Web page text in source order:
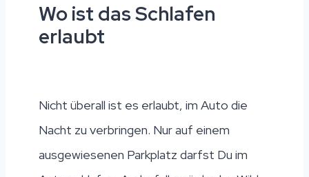
Wo ist das Schlafen
erlaubt
Nicht überall ist es erlaubt, im Auto die
Nacht zu verbringen. Nur auf einem
ausgewiesenen Parkplatz darfst Du im